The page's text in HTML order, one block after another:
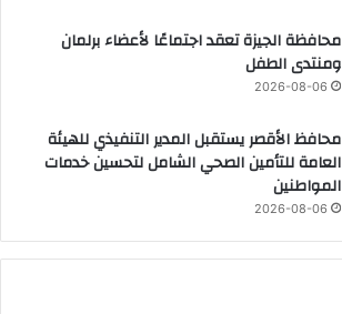
محافظة الجيزة تعقد اجتماعًا لأعضاء برلمان
ومنتدى الطفل
2026-08-06
محافظ الأقصر يستقبل المدير التنفيذي للهيئة
العامة للتأمين الصحي الشامل لتحسين خدمات
المواطنين
2026-08-06